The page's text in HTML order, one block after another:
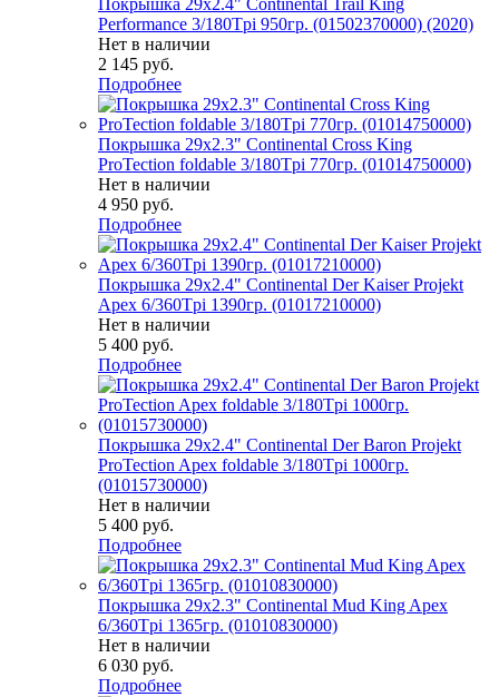
Покрышка 29x2.4" Continental Trail King
Performance 3/180Tpi 950гр. (01502370000) (2020)
Нет в наличии
2 145 руб.
Подробнее
Покрышка 29x2.3" Continental Cross King
ProTection foldable 3/180Tpi 770гр. (01014750000)
Нет в наличии
4 950 руб.
Подробнее
Покрышка 29x2.4" Continental Der Kaiser Projekt
Apex 6/360Tpi 1390гр. (01017210000)
Нет в наличии
5 400 руб.
Подробнее
Покрышка 29x2.4" Continental Der Baron Projekt
ProTection Apex foldable 3/180Tpi 1000гр.
(01015730000)
Нет в наличии
5 400 руб.
Подробнее
Покрышка 29x2.3" Continental Mud King Apex
6/360Tpi 1365гр. (01010830000)
Нет в наличии
6 030 руб.
Подробнее